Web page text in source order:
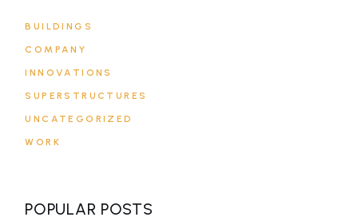
BUILDINGS
COMPANY
INNOVATIONS
SUPERSTRUCTURES
UNCATEGORIZED
WORK
POPULAR POSTS